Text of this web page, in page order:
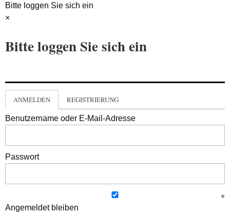
Bitte loggen Sie sich ein
×
Bitte loggen Sie sich ein
ANMELDEN REGISTRIERUNG
Benutzername oder E-Mail-Adresse
Passwort
Angemeldet bleiben